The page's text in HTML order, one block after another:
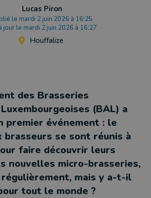
Lucas Piron
le mardi 2 juin 2026 à 16:25
jour le mardi 2 juin 2026 à 16:27
Houffalize
des Brasseries
(BAL) a
premier événement : le
brasseurs se sont réunis à
faire découvrir leurs
nouvelles micro-brasseries,
mais y a-t-il
tout le monde ?